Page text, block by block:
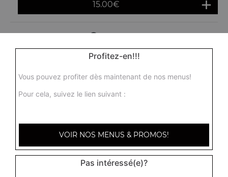
15.00€
1 steak 45g, bacon, cheddar, frites + 1 boisson 33 cl
Menu hummer 2
Menu hummer 3
Profitez-en!!!
Vous pouvez profiter dès maintenant de nos menus!
Pour cela, suivez le lien suivant :
VOIR NOS MENUS & PROMOS!
Pas intéressé(e)?